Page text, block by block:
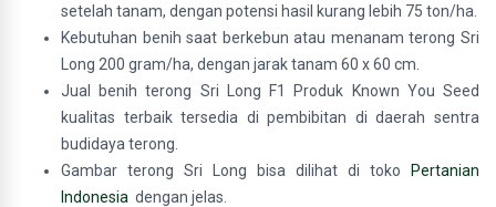
setelah tanam, dengan potensi hasil kurang lebih 75 ton/ha.
Kebutuhan benih saat berkebun atau menanam terong Sri
Long 200 gram/ha, dengan jarak tanam 60 x 60 cm.
Jual benih terong Sri Long F1 Produk Known You Seed
kualitas terbaik tersedia di pembibitan di daerah sentra
budidaya terong.
Gambar terong Sri Long bisa dilihat di toko
Pertanian
Indonesia dengan jelas.